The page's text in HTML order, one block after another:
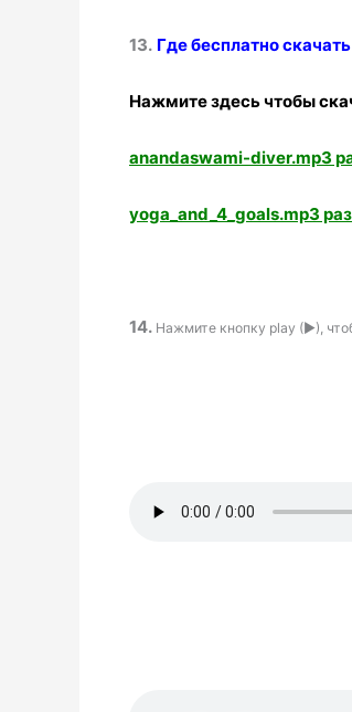
13. Где бесплатно
Нажмите здесь чтобы
anandaswami-diver.mp3
yoga_and_4_goals.mp3
14. Нажмите кнопку play (►),